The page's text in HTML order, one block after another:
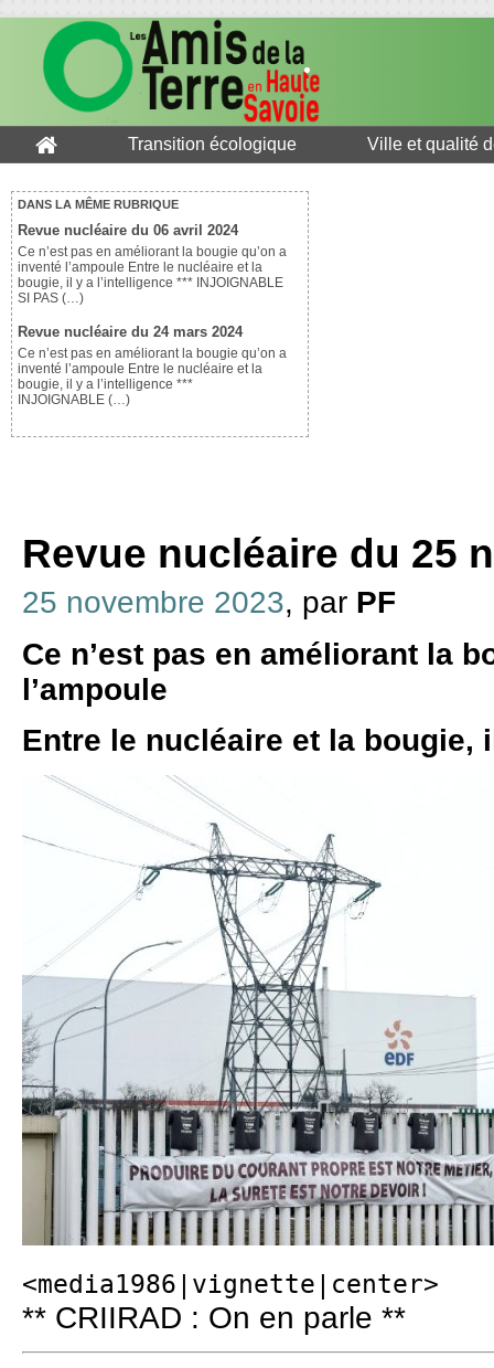
Transition écologique Ville et qualité
DANS LA MÊME RUBRIQUE
Revue nucléaire du 06 avril 2024
Ce n’est pas en améliorant la bougie qu’on a
inventé l’ampoule Entre le nucléaire et la
bougie, il y a l’intelligence *** INJOIGNABLE
SI PAS (…)
Revue nucléaire du 24 mars 2024
Ce n’est pas en améliorant la bougie qu’on a
inventé l’ampoule Entre le nucléaire et la
bougie, il y a l’intelligence ***
INJOIGNABLE (…)
Revue nucléaire du 25
25 novembre 2023, par PF
Ce n’est pas en améliorant la
l’ampoule
Entre le nucléaire et la bougie,
<media1986|vignette|center>
** CRIIRAD : On en parle **